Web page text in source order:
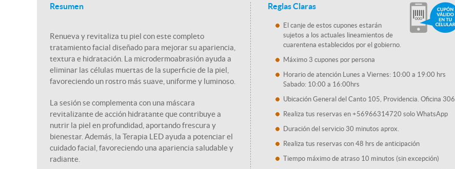
Resumen
Renueva y revitaliza tu piel con este completo
tratamiento facial diseñado para mejorar su apariencia,
textura e hidratación. La microdermoabrasión ayuda a
eliminar las células muertas de la superficie de la piel,
favoreciendo un rostro más suave, uniforme y luminoso.
La sesión se complementa con una máscara
revitalizante de acción hidratante que contribuye a
nutrir la piel en profundidad, aportando frescura y
bienestar. Además, la Terapia LED ayuda a potenciar el
cuidado facial, favoreciendo una apariencia saludable y
radiante.
Reglas Claras
El canje de estos cupones estarán
sujetos a los actuales lineamientos de
cuarentena establecidos por el gobierno.
Máximo 3 cupones por persona
Horario de atención Lunes a Viernes: 10:00 a 19:00 hrs
Sabado: 10:00 a 16:00hrs
Ubicación General del Canto 105, Providencia. Oficina 306
Realiza tus reservas en +56966314720 solo WhatsApp
Duración del servicio 30 minutos aprox.
Realiza tus reservas con 48 hrs de anticipación
Tiempo máximo de atraso 10 minutos (sin excepción)